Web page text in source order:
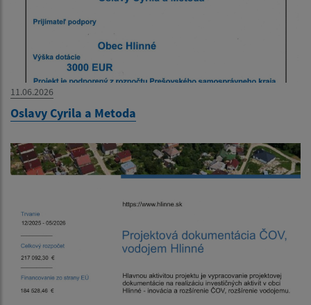
11.06.2026
Oslavy Cyrila a Metoda